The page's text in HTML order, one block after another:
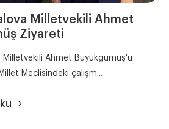
Milletvekili Ahmet
Ziyareti
Milletvekili Ahmet Büyükgümüş'ü
Meclisindeki çalışm...